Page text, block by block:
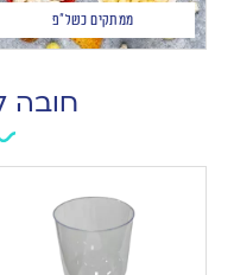
ממתקים כשל"פ
חובה